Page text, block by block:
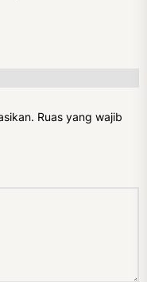
Ruas yang wajib